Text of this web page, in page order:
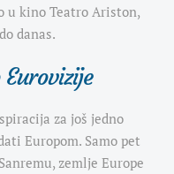
u kino Teatro Ariston,
danas.
za još jedno
Europom. Samo pet
zemlje Europe